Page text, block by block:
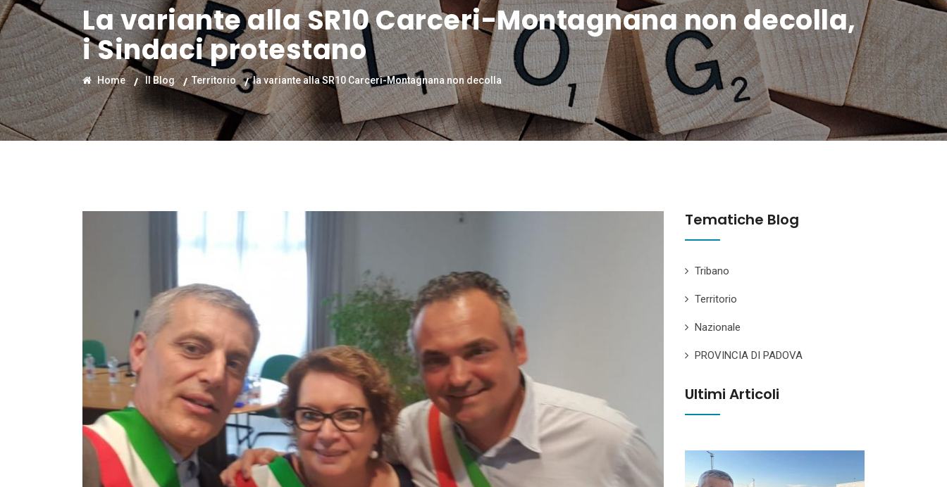
La variante alla SR10 Carceri-Montagnana non decolla,
i Sindaci protestano
Home Il Blog Territorio la variante alla SR10 Carceri-Montagnana non decolla
Tematiche Blog
Tribano
Territorio
Nazionale
PROVINCIA DI PADOVA
Ultimi Articoli